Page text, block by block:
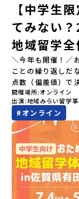
【中学生
てみない
地域留学
＼今年も開催！／
ことの繰り返しだ
点数（偏差値）で
路にモヤモヤして
あなたの「ワクワ
択肢が、「地域み
の高校に進学する
にプチ体験できる
ン説明会のアーカ
🔥／おためし地
「圧倒的な感動」
らではの大自然や
伝統文化に触れ
開催場所 オンライン
出演 地域みらい留学
#オンライン